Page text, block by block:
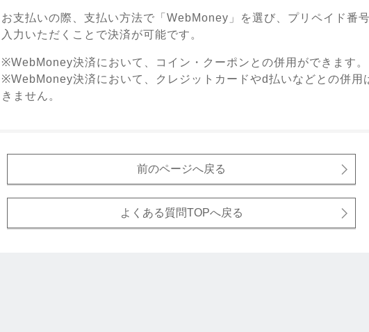
お支払いの際、支払い方法で「WebMoney」を選び、プリペイド番
入力いただくことで決済が可能です。
※WebMoney決済において、コイン・クーポンとの併用ができます。
※WebMoney決済において、クレジットカードやd払いなどとの併用
きません。
前のページへ戻る
よくある質問TOPへ戻る